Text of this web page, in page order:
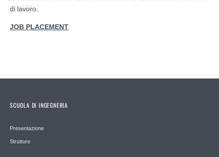
di lavoro.
JOB PLACEMENT
SCUOLA DI INGEGNERIA
Presentazione
Strutture